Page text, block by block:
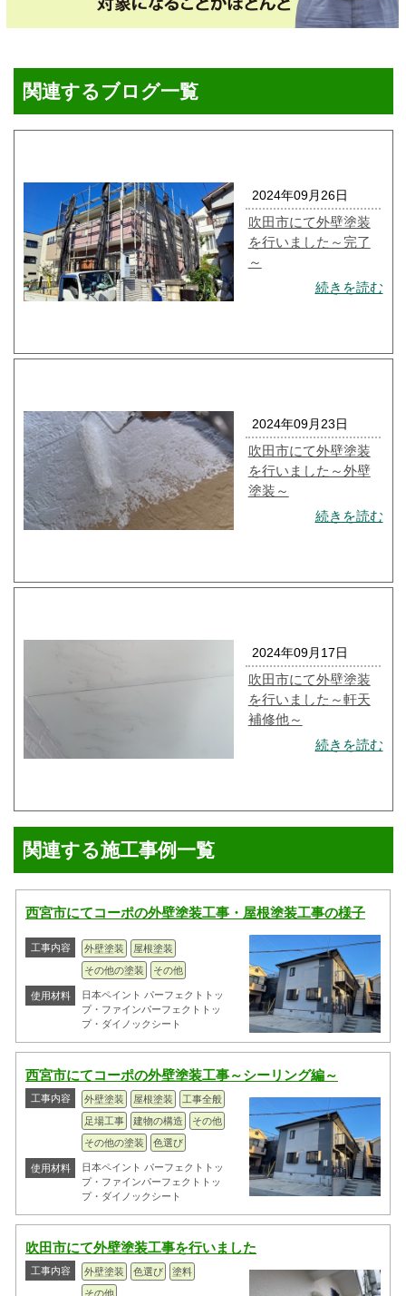
関連するブログ一覧
2024年09月26日
吹田市にて外壁塗装
を行いました～完了
～
続きを読む
2024年09月23日
吹田市にて外壁塗装
を行いました～外壁
塗装～
続きを読む
2024年09月17日
吹田市にて外壁塗装
を行いました～軒天
補修他～
続きを読む
関連する施工事例一覧
西宮市にてコーポの外壁塗装工事・屋根塗装工事の様子
工事内容 外壁塗装
屋根塗装
その他の塗装
その他
使用材料
日本ペイント パーフェクトトッ
プ・ファインパーフェクトトッ
プ・ダイノックシート
西宮市にてコーポの外壁塗装工事～シーリング編～
工事内容 外壁塗装 屋根塗装
工事全般
足場工事
建物の構造
その他
その他の塗装
色選び
使用材料
日本ペイント パーフェクトトッ
プ・ファインパーフェクトトッ
プ・ダイノックシート
吹田市にて外壁塗装工事を行いました
工事内容 外壁塗装 色選び
塗料
その他